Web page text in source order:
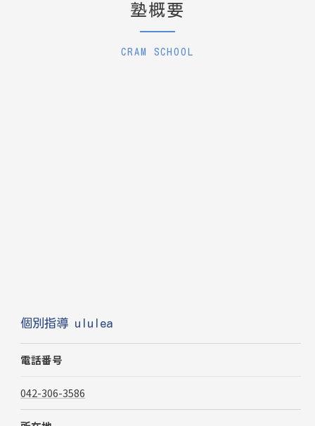
塾概要
CRAM SCHOOL
個別指導 ululea
電話番号
042-306-3586